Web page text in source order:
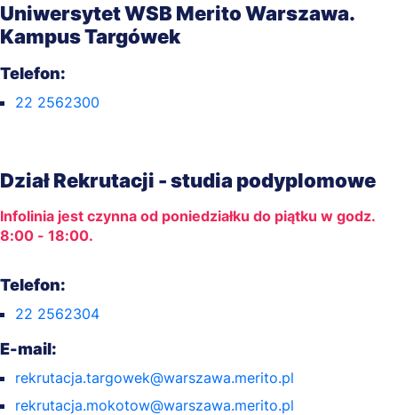
Uniwersytet WSB Merito Warszawa.
Kampus Targówek
Telefon:
22 2562300
Dział Rekrutacji - studia podyplomowe
Infolinia jest czynna od poniedziałku do piątku w godz.
8:00 - 18:00.
Telefon:
22 2562304
E-mail:
rekrutacja.targowek@warszawa.merito.pl
rekrutacja.mokotow@warszawa.merito.pl